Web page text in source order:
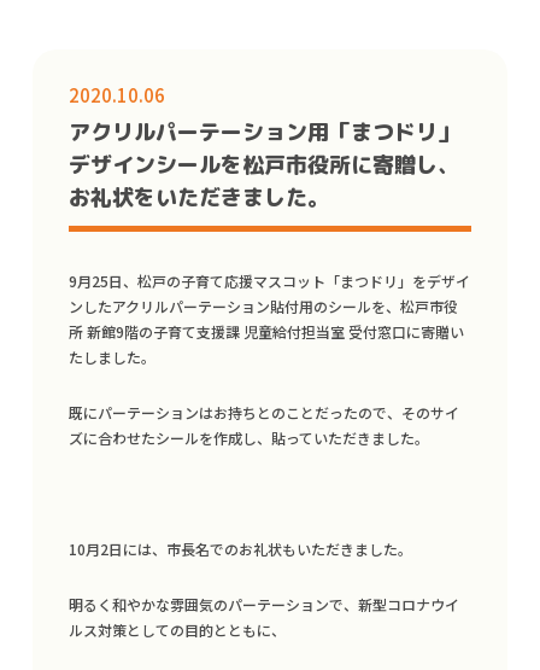
2020.10.06
アクリルパーテーション用「まつドリ」
デザインシールを松戸市役所に寄贈し、
お礼状をいただきました。
9月25日、松戸の子育て応援マスコット「まつドリ」をデザイ
ンしたアクリルパーテーション貼付用のシールを、松戸市役
所 新館9階の子育て支援課 児童給付担当室 受付窓口に寄贈い
たしました。
既にパーテーションはお持ちとのことだったので、そのサイ
ズに合わせたシールを作成し、貼っていただきました。
10月2日には、市長名でのお礼状もいただきました。
明るく和やかな雰囲気のパーテーションで、新型コロナウイ
ルス対策としての目的とともに、